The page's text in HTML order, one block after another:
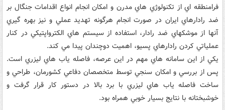
فرامنطقه اي از تکنولوژي هاي مدرن و امکان انجام انواع اقدامات جنگال بر
ضد رادارهاي ايران در صورت انجام هرگونه تهديد عملي و نيز بهره گيري
آنها از موشکهاي ضد رادار، استفاده از سيستم هاي الکترواپتيکي در کنار
عملياتي کردن رادارهاي پسيو، اهميت دوچندان پيدا مي کند.
يکي از اين سامانه هاي مهم در اين عرصه، فاصله ياب هاي ليزري است.
پس از بررسي و امکان سنجي توسط متخصصان دفاعي کشورمان، طراحي و
ساخت فاصله ياب هاي ليزري با برد بالا در دستور کار قرار گرفت و
خوشبختانه با نتايج بسيار خوبي همراه بود.